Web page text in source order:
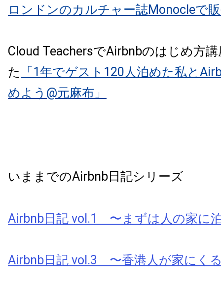
ロンドンのカルチャー誌Monocleで
Cloud TeachersでAirbnbのはじめ方
た
「1年でゲスト120人泊めた私と
めよう@元麻布」
いままでのAirbnb日記シリーズ
Airbnb日記 vol.1 〜まずは人の家に
Airbnb日記 vol.3 〜香港人が家にく